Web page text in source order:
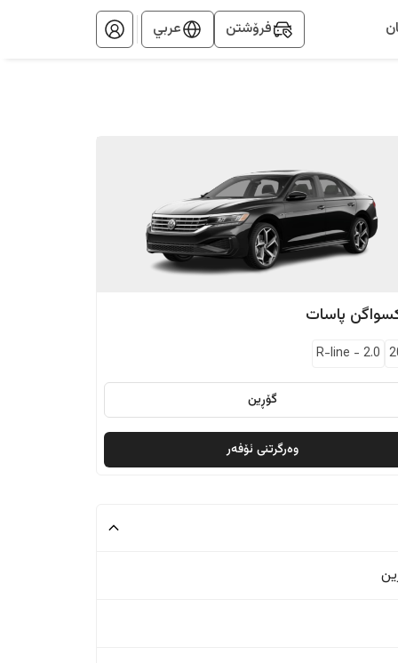
فرۆشتن عربي
پاسات
R-line - 2.0
گۆڕین
وەرگرتنی ئۆفەر